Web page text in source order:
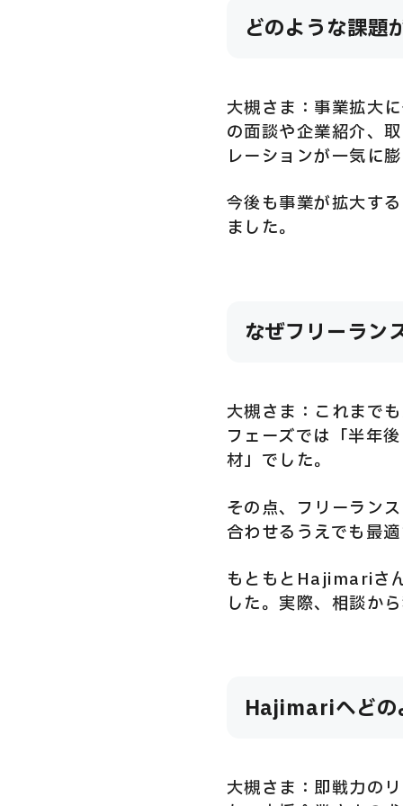
どのような課題
大槻さま：事業拡大
の面談や企業紹介、
レーションが一気に
今後も事業が拡大す
ました。
なぜフリーラン
大槻さま：これまで
フェーズでは「半年
材」でした。
その点、フリーラン
合わせるうえでも最
もともとHajimariさ
した。実際、相談か
Hajimariへどの
大槻さま：即戦力の